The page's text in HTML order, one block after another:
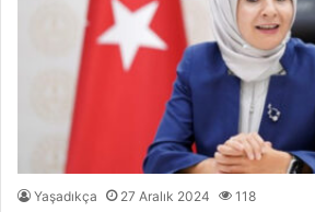
Yaşadıkça 27 Aralık 2024 118